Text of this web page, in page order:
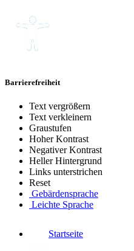
Barrierefreiheit
Text vergrößern
Text verkleinern
Graustufen
Hoher Kontrast
Negativer Kontrast
Heller Hintergrund
Links unterstrichen
Reset
Gebärdensprache
Leichte Sprache
Startseite